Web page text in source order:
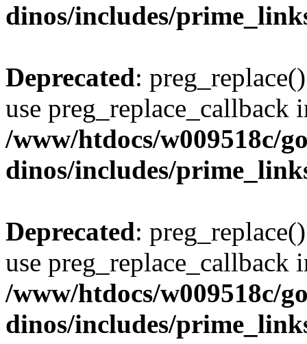
dinos/includes/
Deprecated:
use preg_replace_callback
/www/htdocs/w009518c/
dinos/includes/
Deprecated:
use preg_replace_callback
/www/htdocs/w009518c/
dinos/includes/